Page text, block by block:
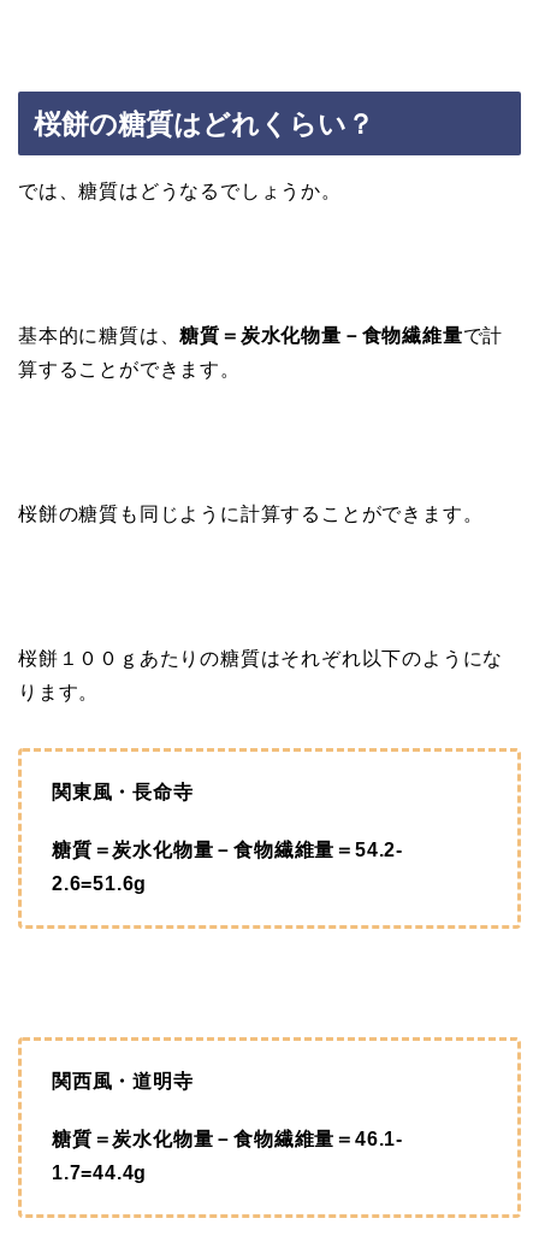
桜餅の糖質はどれくらい？
では、糖質はどうなるでしょうか。
基本的に糖質は、糖質＝炭水化物量－食物繊維量で計
算することができます。
桜餅の糖質も同じように計算することができます。
桜餅１００ｇあたりの糖質はそれぞれ以下のようにな
ります。
関東風・長命寺
糖質＝炭水化物量－食物繊維量＝54.2-
2.6=51.6g
関西風・道明寺
糖質＝炭水化物量－食物繊維量＝46.1-
1.7=44.4g